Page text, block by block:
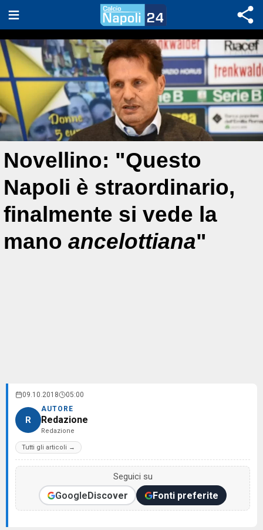
Novellino: "Questo
Napoli è straordinario,
finalmente si vede la
mano ancelottiana"
09.10.2018 05:00
R
AUTORE
Redazione
Redazione
Tutti gli articoli →
Seguici su
GoogleDiscover Fonti preferite